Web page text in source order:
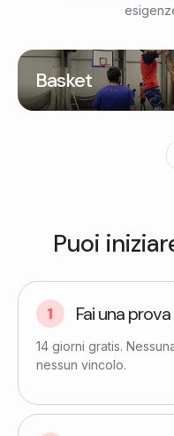
Basket
Puoi
Fai una
14 giorni gratis.
nessun vincolo.